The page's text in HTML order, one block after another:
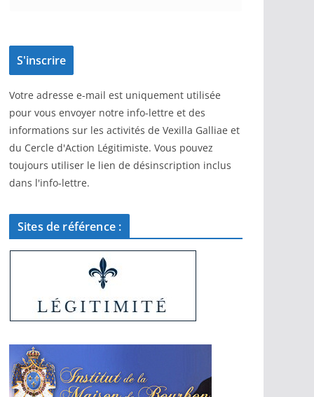
Votre adresse e-mail est uniquement utilisée
pour vous envoyer notre info-lettre et des
informations sur les activités de Vexilla Galliae et
du Cercle d'Action Légitimiste. Vous pouvez
toujours utiliser le lien de désinscription inclus
dans l'info-lettre.
Sites de référence :